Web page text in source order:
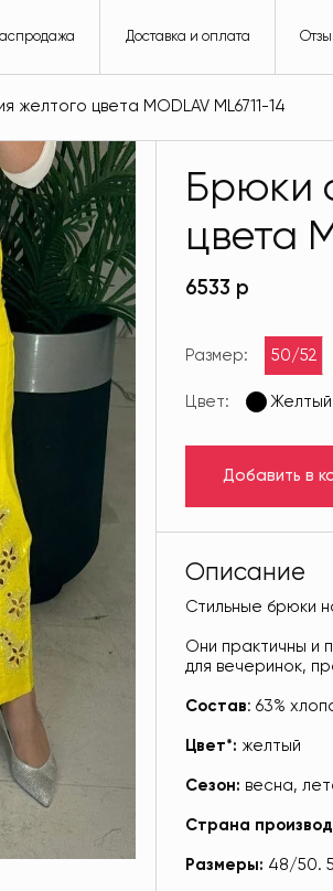
Доставка и оплата
желтого цвета MODLAV ML6711-14
Брюки
цвета
6533 р
Размер: 50/52
Цвет: Желтый
Добавить в
Описание
Стильные брюки
Они практичны и
для вечеринок,
Состав: 63%
Цвет*: желтый
Сезон: весна,
Страна
Размеры: 48/50.